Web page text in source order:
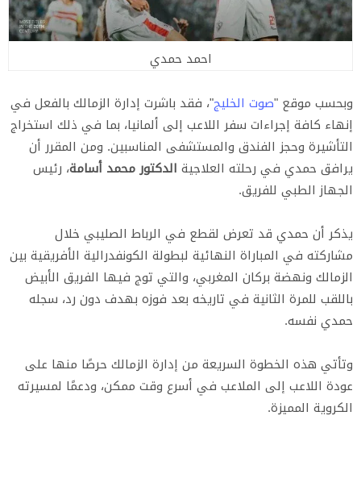
احمد حمدي
وبحسب موقع "صوت الخليج"، فقد باشرت إدارة الزمالك بالفعل في
إنهاء كافة إجراءات سفر اللاعب إلى ألمانيا، بما في ذلك استخراج
التأشيرة وحجز الفندق والمستشفى المناسبين. ومن المقرر أن
يرافق حمدي في رحلته العلاجية الدكتور محمد أسامة، رئيس
الجهاز الطبي للفريق.
يذكر أن حمدي قد تعرض لقطع في الرباط الصليبي خلال
مشاركته في المباراة النهائية لبطولة الكونفدرالية الأفريقية بين
الزمالك ونهضة بركان المغربي، والتي توج فيها الفريق الأبيض
باللقب للمرة الثانية في تاريخه بعد فوزه بهدف دون رد، سجله
حمدي نفسه.
وتأتي هذه الخطوة السريعة من إدارة الزمالك حرصًا منها على
عودة اللاعب إلى الملاعب في أسرع وقت ممكن، ودعمًا لمسيرته
الكروية المميزة.